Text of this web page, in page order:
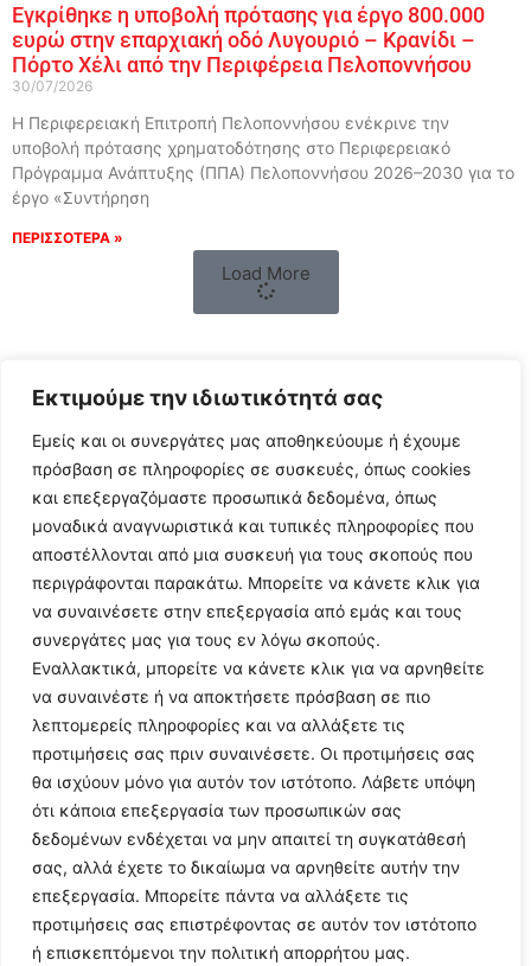
Εκτιμούμε την ιδιωτικότητά σας
Εμείς και οι συνεργάτες μας αποθηκεύουμε ή έχουμε
πρόσβαση σε πληροφορίες σε συσκευές, όπως cookies
και επεξεργαζόμαστε προσωπικά δεδομένα, όπως
μοναδικά αναγνωριστικά και τυπικές πληροφορίες που
αποστέλλονται από μια συσκευή για τους σκοπούς που
περιγράφονται παρακάτω. Μπορείτε να κάνετε κλικ για
να συναινέσετε στην επεξεργασία από εμάς και τους
συνεργάτες μας για τους εν λόγω σκοπούς.
Εναλλακτικά, μπορείτε να κάνετε κλικ για να αρνηθείτε
να συναινέστε ή να αποκτήσετε πρόσβαση σε πιο
λεπτομερείς πληροφορίες και να αλλάξετε τις
προτιμήσεις σας πριν συναινέσετε. Οι προτιμήσεις σας
θα ισχύουν μόνο για αυτόν τον ιστότοπο. Λάβετε υπόψη
ότι κάποια επεξεργασία των προσωπικών σας
δεδομένων ενδέχεται να μην απαιτεί τη συγκατάθεσή
σας, αλλά έχετε το δικαίωμα να αρνηθείτε αυτήν την
επεξεργασία. Μπορείτε πάντα να αλλάξετε τις
προτιμήσεις σας επιστρέφοντας σε αυτόν τον ιστότοπο
ή επισκεπτόμενοι την πολιτική απορρήτου μας.
Εγκρίθηκε η υποβολή πρότασης για έργο 800.000
ευρώ στην επαρχιακή οδό Λυγουριό – Κρανίδι –
Πόρτο Χέλι από την Περιφέρεια Πελοποννήσου
30/07/2026
Η Περιφερειακή Επιτροπή Πελοποννήσου ενέκρινε την
υποβολή πρότασης χρηματοδότησης στο Περιφερειακό
Πρόγραμμα Ανάπτυξης (ΠΠΑ) Πελοποννήσου 2026–2030 για το
έργο «Συντήρηση
ΠΕΡΙΣΣΟΤΕΡΑ »
Load More
Follow Us
© 2024 All Rights Reserved
Η ιστοσελίδαargolikianaptiksi.gr
είναι πιστοποιημένη στο
ηλεκτρονικό Μητρώο Ηλεκτρονικού Τύπου της ΓΓ Επικοινωνίας
και Ενημέρωσης (Αριθμός ΜΗΤ 242062)